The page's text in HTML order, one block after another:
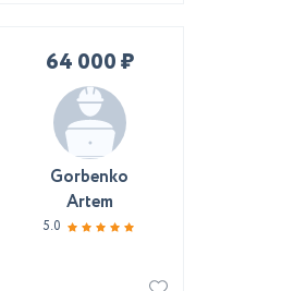
64 000 ₽
Gorbenko
Artem
5.0